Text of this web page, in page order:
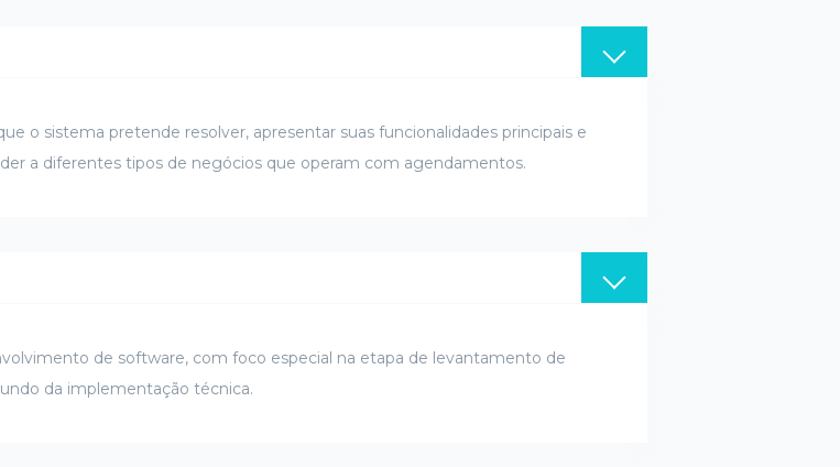
o sistema pretende resolver, apresentar suas funcionalidades principais e
a diferentes tipos de negócios que operam com agendamentos.
de software, com foco especial na etapa de levantamento de
da implementação técnica.